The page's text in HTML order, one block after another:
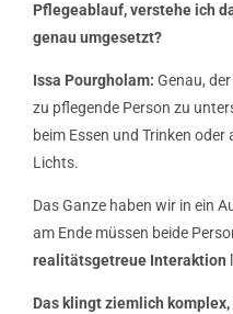
Pflegeablauf, verstehe ich
genau umgesetzt?
Issa Pourgholam: Genau,
zu pflegende Person zu
beim Essen und Trinken
Lichts.
Das Ganze haben wir in ein
am Ende müssen beide
realitätsgetreue Interaktion
Das klingt ziemlich